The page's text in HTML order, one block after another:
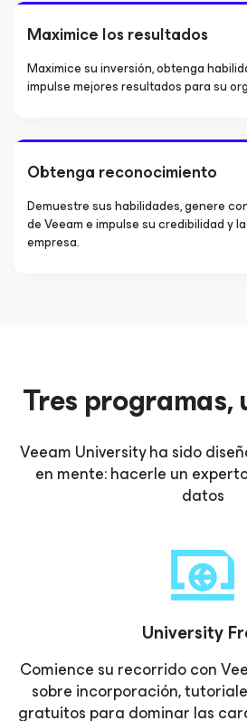
Maximice los resultados
Maximice su inversión, obtenga
impulse mejores resultados para su
Obtenga reconocimiento
Demuestre sus habilidades, genere
de Veeam e impulse su credibilidad y
empresa.
Tres
Veeam University ha sido
en mente: hacerle un
datos
University
Comience su recorrido con
sobre incorporación,
gratuitos para dominar las